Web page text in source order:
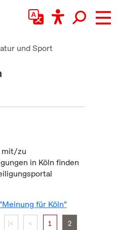
und Sport
mit/zu
in Köln finden
für Köln"
|< < 1 2